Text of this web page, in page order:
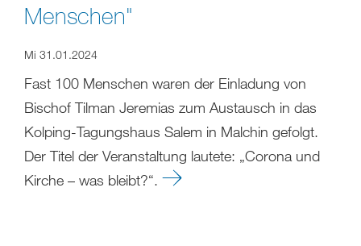
Menschen"
Mi 31.01.2024
Fast 100 Menschen waren der Einladung von
Bischof Tilman Jeremias zum Austausch in das
Kolping-Tagungshaus Salem in Malchin gefolgt.
Der Titel der Veranstaltung lautete: „Corona und
Kirche – was bleibt?“.